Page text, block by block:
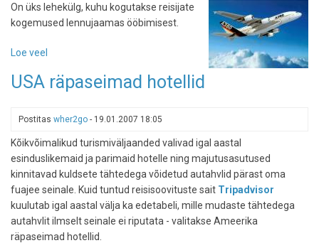
On üks lehekülg, kuhu kogutakse reisijate
kogemused lennujaamas ööbimisest.
Loe veel
lennujaamas
USA räpaseimad hotellid
Postitas wher2go - 19.01.2007 18:05
Kõikvõimalikud turismiväljaanded valivad igal aastal
esinduslikemaid ja parimaid hotelle ning majutusasutused
kinnitavad kuldsete tähtedega võidetud autahvlid pärast oma
fuajee seinale. Kuid tuntud reisisoovituste sait Tripadvisor
kuulutab igal aastal välja ka edetabeli, mille mudaste tähtedega
autahvlit ilmselt seinale ei riputata - valitakse Ameerika
räpaseimad hotellid.